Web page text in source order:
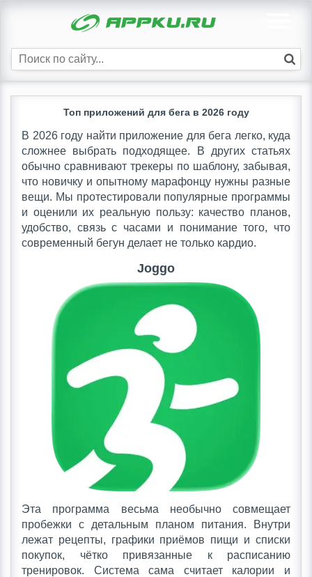
Топ приложений для бега в 2026 году
В 2026 году найти приложение для бега легко, куда
сложнее выбрать подходящее. В других статьях
обычно сравнивают трекеры по шаблону, забывая,
что новичку и опытному марафонцу нужны разные
вещи. Мы протестировали популярные программы
и оценили их реальную пользу: качество планов,
удобство, связь с часами и понимание того, что
современный бегун делает не только кардио.
Joggo
Эта программа весьма необычно совмещает
пробежки с детальным планом питания. Внутри
лежат рецепты, графики приёмов пищи и списки
покупок, чётко привязанные к расписанию
тренировок. Система сама считает калории и